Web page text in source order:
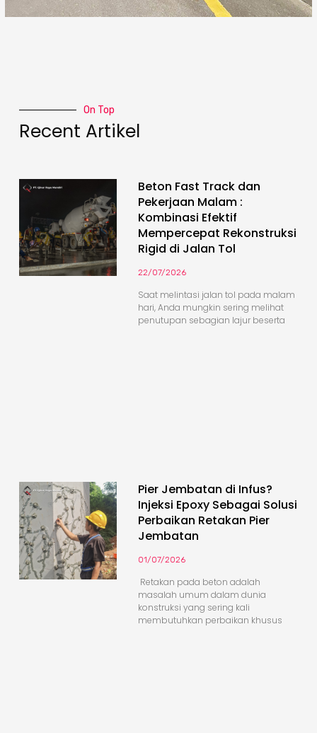
On Top
Recent Artikel
Beton Fast Track dan
Pekerjaan Malam :
Kombinasi Efektif
Mempercepat Rekonstruksi
Rigid di Jalan Tol
22/07/2026
Saat melintasi jalan tol pada malam
hari, Anda mungkin sering melihat
penutupan sebagian lajur beserta
Pier Jembatan di Infus?
Injeksi Epoxy Sebagai Solusi
Perbaikan Retakan Pier
Jembatan
01/07/2026
Retakan pada beton adalah
masalah umum dalam dunia
konstruksi yang sering kali
membutuhkan perbaikan khusus